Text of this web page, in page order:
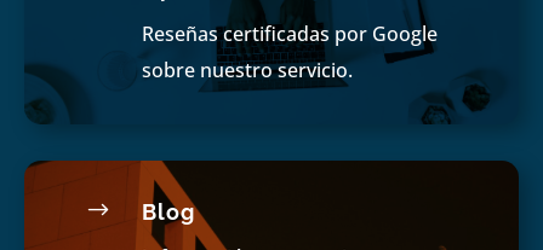
Reseñas certificadas por Google
sobre nuestro servicio.
$ Blog